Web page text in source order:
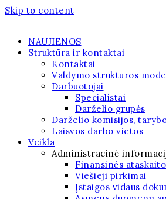
Skip to content
NAUJIENOS
Struktūra ir kontaktai
Kontaktai
Valdymo struktūros
Darbuotojai
Specialistai
Darželio grupės
Darželio komisijos,
Laisvos darbo vietos
Veikla
Administracinė
Finansinės
Viešieji pirkimai
Įstaigos vidaus